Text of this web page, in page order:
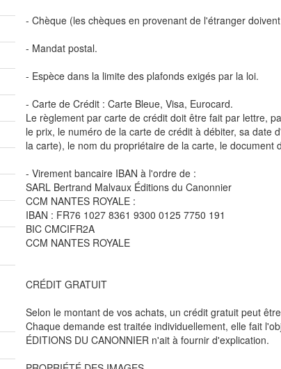
- Chèque (les chèques en provenant de l'étranger
- Mandat postal.
- Espèce dans la limite des plafonds exigés par la loi.
- Carte de Crédit : Carte Bleue, Visa, Eurocard.
Le règlement par carte de crédit doit être fait par lettre,
le prix, le numéro de la carte de crédit à débiter, sa date
la carte), le nom du propriétaire de la carte, le document
- Virement bancaire IBAN à l'ordre de :
SARL Bertrand Malvaux Éditions du Canonnier
CCM NANTES ROYALE :
IBAN : FR76 1027 8361 9300 0125 7750 191
BIC CMCIFR2A
CCM NANTES ROYALE
CRÉDIT GRATUIT
Selon le montant de vos achats, un crédit gratuit peut
Chaque demande est traitée individuellement, elle fait
ÉDITIONS DU CANONNIER n'ait à fournir d'explication.